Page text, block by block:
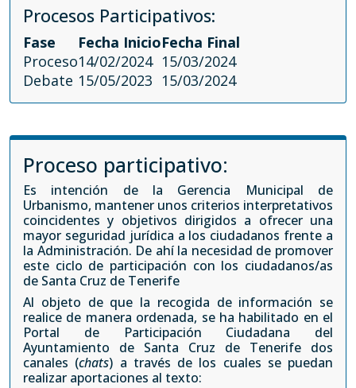
Procesos Participativos:
Fase Fecha InicioFecha Final
Proceso14/02/2024 15/03/2024
Debate 15/05/2023 15/03/2024
Proceso participativo:
Es intención de la Gerencia Municipal de
Urbanismo, mantener unos criterios interpretativos
coincidentes y objetivos dirigidos a ofrecer una
mayor seguridad jurídica a los ciudadanos frente a
la Administración. De ahí la necesidad de promover
este ciclo de participación con los ciudadanos/as
de Santa Cruz de Tenerife
Al objeto de que la recogida de información se
realice de manera ordenada, se ha habilitado en el
Portal de Participación Ciudadana del
Ayuntamiento de Santa Cruz de Tenerife dos
canales (chats) a través de los cuales se puedan
realizar aportaciones al texto: